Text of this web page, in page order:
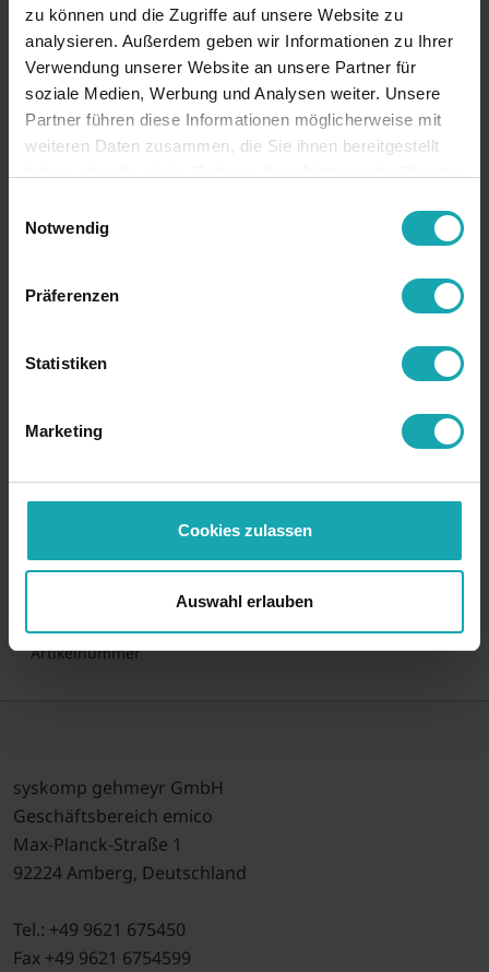
zu können und die Zugriffe auf unsere Website zu
analysieren. Außerdem geben wir Informationen zu Ihrer
Verwendung unserer Website an unsere Partner für
soziale Medien, Werbung und Analysen weiter. Unsere
Partner führen diese Informationen möglicherweise mit
weiteren Daten zusammen, die Sie ihnen bereitgestellt
Notwendig
Präferenzen
Statistiken
Marketing
Cookies zulassen
Auswahl erlauben
anfragen
RoHS RoHS-konform
alte
Artikelnummer
1610016-XXX
syskomp gehmeyr GmbH
Geschäftsbereich emico
Max-Planck-Straße 1
92224 Amberg, Deutschland
Tel.: +49 9621 675450
Fax +49 9621 6754599